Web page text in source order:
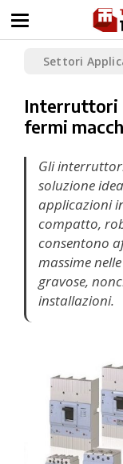
Settori
Interruttori
fermi
Gli
soluzione
applicazioni
compatto,
consentono
massime
gravose,
installazioni.